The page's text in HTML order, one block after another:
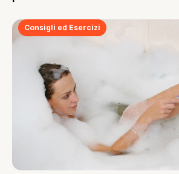
Consigli ed Esercizi